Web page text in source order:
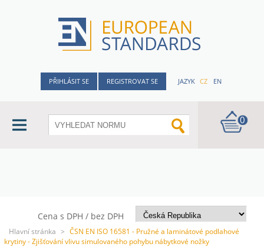
PŘIHLÁSIT SE REGISTROVAT SE JAZYK CZ EN
0
Cena s DPH / bez DPH
Hlavní stránka > ČSN EN ISO 16581 - Pružné a laminátové podlahové
krytiny - Zjišťování vlivu simulovaného pohybu nábytkové nožky